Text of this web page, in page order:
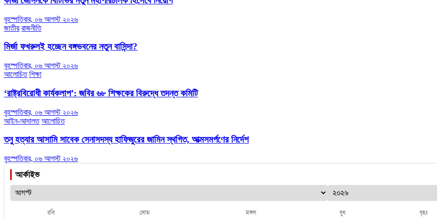
বৃহস্পতিবার, ০৬ আগস্ট ২০২৬
জাতীয় রাজনীতি
মির্জা ফখরুলই হচ্ছেন বঙ্গভবনের নতুন বাসিন্দা?
বৃহস্পতিবার, ০৬ আগস্ট ২০২৬
আলোচিত শিক্ষা
‘রাষ্ট্রবিরোধী কার্যকলাপ’: জবির ৬৮ শিক্ষকের বিরুদ্ধে তদন্ত কমিটি
বৃহস্পতিবার, ০৬ আগস্ট ২০২৬
আইন-আদালত আলোচিত
তনু হত্যার আসামি সাবেক সেনাসদস্য হাফিজুরের জামিন স্থগিত, আত্মসমর্পণের নির্দেশ
বৃহস্পতিবার, ০৬ আগস্ট ২০২৬
আর্কাইভ
রবি সোম মঙ্গল বুধ বৃহঃ